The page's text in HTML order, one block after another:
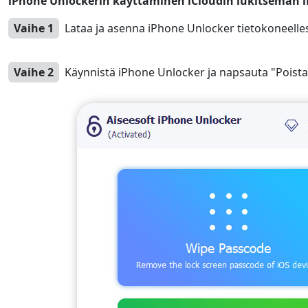
Vaihe 1
Lataa ja asenna iPhone Unlocker
Vaihe 2 Käynnistä iPhone Unlocker ja napsauta
Language Switch
Tiếng Việt
Deutsche
Suomalainen